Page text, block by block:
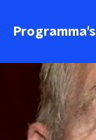
Programma's